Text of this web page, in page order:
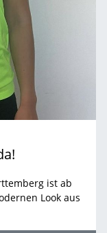
ist ab
Look aus